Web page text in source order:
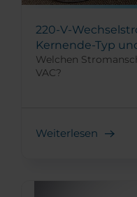
220-V-
Kernende-Typ
Welchen
VAC?
Weiterlesen